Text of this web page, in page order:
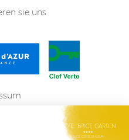
sie uns